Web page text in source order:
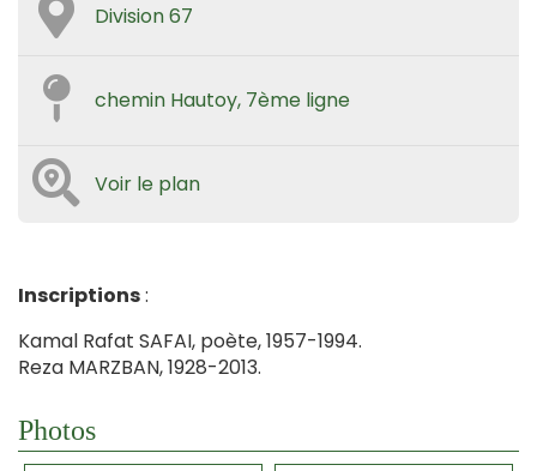
Division 67
chemin Hautoy, 7ème ligne
Voir le plan
Inscriptions:
Kamal Rafat SAFAI, poète, 1957-1994.
Reza MARZBAN, 1928-2013.
Photos